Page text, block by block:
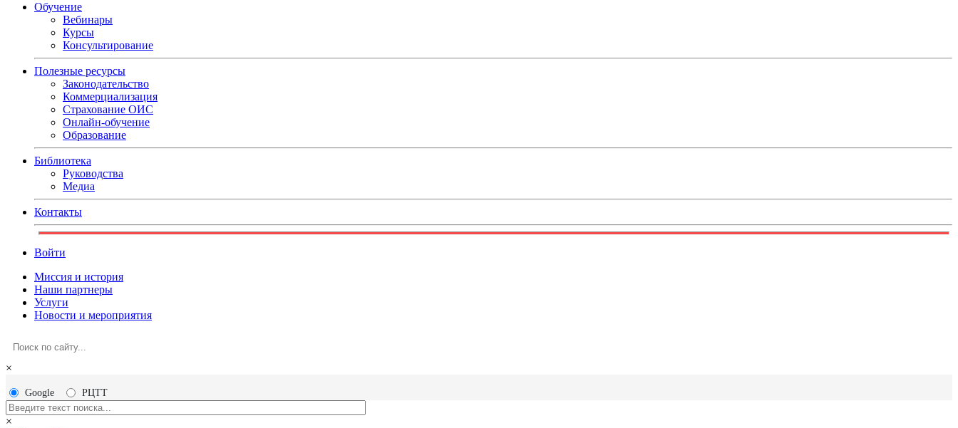
Обучение
Вебинары
Курсы
Консультирование
Полезные ресурсы
Законодательство
Коммерциализация
Страхование ОИС
Онлайн-обучение
Образование
Библиотека
Руководства
Медиа
Контакты
Войти
Миссия и история
Наши партнеры
Услуги
Новости и мероприятия
×
Google РЦТТ
×